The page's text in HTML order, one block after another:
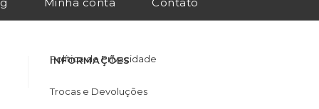
INFORMAÇÕES
Política de Privacidade
Trocas e Devoluções